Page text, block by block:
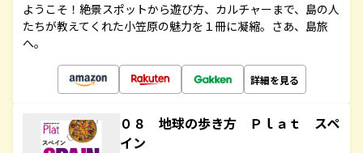
ようこそ！絶景スポットから遊び方、カルチャーまで、島の人
たちが教えてくれた小笠原の魅力を１冊に凝縮。さあ、島旅
へ。
詳細を見る
０８ 地球の歩き方 Ｐｌａｔ スペ
イン